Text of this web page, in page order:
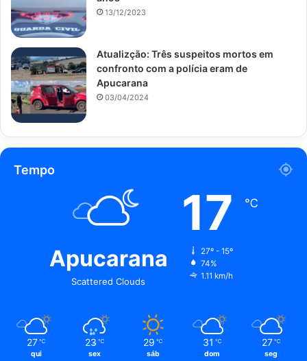
13/12/2023
Atualizção: Três suspeitos mortos em
confronto com a polícia eram de
Apucarana
03/04/2024
Tempo
Apucarana
Scattered Clouds
17 ℃
27º - 15º
74%
1.11 km/h
27 ℃
qui
23 ℃
sex
29 ℃
sáb
31 ℃
dom
27 ℃
seg